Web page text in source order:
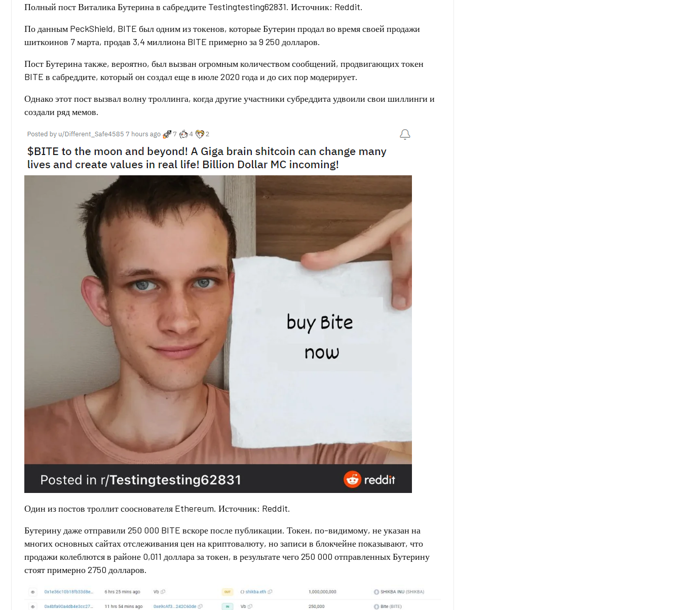
Полный пост Виталика Бутерина в сабреддите Testingtesting62831. Источник: Reddit.
По данным PeckShield, BITE был одним из токенов, которые Бутерин продал во время своей продажи
шиткоинов 7 марта, продав 3,4 миллиона BITE примерно за 9 250 долларов.
Пост Бутерина также, вероятно, был вызван огромным количеством сообщений, продвигающих токен
BITE в сабреддите, который он создал еще в июле 2020 года и до сих пор модерирует.
Однако этот пост вызвал волну троллинга, когда другие участники субреддита удвоили свои шиллинги и
создали ряд мемов.
Один из постов троллит сооснователя Ethereum. Источник: Reddit.
Бутерину даже отправили 250 000 BITE вскоре после публикации. Токен, по-видимому, не указан на
многих основных сайтах отслеживания цен на криптовалюту, но записи в блокчейне показывают, что
продажи колеблются в районе 0,011 доллара за токен, в результате чего 250 000 отправленных Бутерину
стоят примерно 2750 долларов.